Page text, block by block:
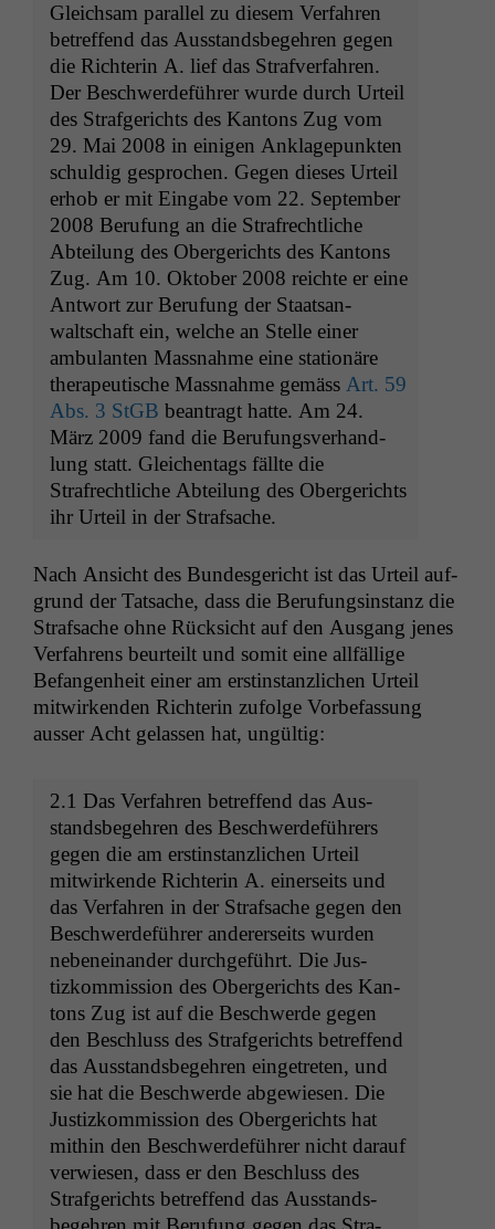
Gle­ich­sam par­al­lel zu diesem Ver­fahren
betr­e­f­fend das Aus­stands­begehren gegen
die Rich­terin A. lief das Strafver­fahren.
Der Beschw­erde­führer wurde durch Urteil
des Strafgerichts des Kan­tons Zug vom
29. Mai 2008 in eini­gen Anklagepunk­ten
schuldig gesprochen. Gegen dieses Urteil
erhob er mit Eingabe vom 22. Sep­tem­ber
2008 Beru­fung an die Strafrechtliche
Abteilung des Oberg­erichts des Kan­tons
Zug. Am 10. Okto­ber 2008 reichte er eine
Antwort zur Beru­fung der Staat­san­
waltschaft ein, welche an Stelle ein­er
ambu­lanten Mass­nahme eine sta­tionäre
ther­a­peutis­che Mass­nahme gemäss Art. 59
Abs. 3 StGB beantragt hat­te. Am 24.
März 2009 fand die Beru­fungsver­hand­
lung statt. Gle­ichen­tags fällte die
Strafrechtliche Abteilung des Oberg­erichts
ihr Urteil in der Strafsache.
Nach Ansicht des Bun­des­gericht ist das Urteil auf­
grund der Tat­sache, dass die Beru­fungsin­stanz die
Straf­sache ohne Rück­sicht auf den Aus­gang jenes
Ver­fahrens beurteilt und somit eine allfäl­lige
Befan­gen­heit ein­er am erstin­stan­zlichen Urteil
mitwirk­enden Rich­terin zufolge Vor­be­fas­sung
auss­er Acht gelassen hat, ungültig:
2.1 Das Ver­fahren betr­e­f­fend das Aus­
stands­begehren des Beschw­erde­führers
gegen die am erstin­stan­zlichen Urteil
mitwirk­ende Rich­terin A. ein­er­seits und
das Ver­fahren in der Straf­sache gegen den
Beschw­erde­führer ander­er­seits wur­den
nebeneinan­der durchge­führt. Die Jus­
tizkom­mis­sion des Oberg­erichts des Kan­
tons Zug ist auf die Beschw­erde gegen
den Beschluss des Strafgerichts betr­e­f­fend
das Aus­stands­begehren einge­treten, und
sie hat die Beschw­erde abgewiesen. Die
Jus­tizkom­mis­sion des Oberg­erichts hat
mithin den Beschw­erde­führer nicht darauf
ver­wiesen, dass er den Beschluss des
Strafgerichts betr­e­f­fend das Aus­stands­